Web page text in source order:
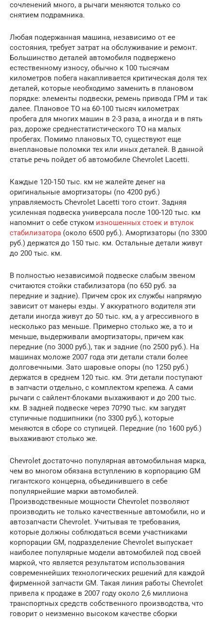
сочленений много, а рычаги меняются только со
снятием подрамника.
Любая подержанная машина, независимо от ее
состояния, требует затрат на обслуживание и ремонт.
Большинство деталей автомобиля подвержено
естественному износу, обычно к 100 тысячам
километров побега накапливается критическая доля тех
деталей, которые необходимо заменить в плановом
порядке: элементы подвески, ремень привода ГРМ и так
далее. Плановое ТО на 60-100 тысяч километрах
пробега для многих машин в 2-3 раза, а иногда и в пять
раз, дороже среднестатистического ТО на малых
пробегах. Помимо плановых ТО, существуют еще
внеплановые поломки тех или иных деталей. В данной
статье речь пойдет об автомобиле Chevrolet Lacetti.
Каждые 120-150 тыс. км не жалейте денег на
оригинальные амортизаторы (по 4200 руб.)
управляемость Chevrolet Lacetti того стоит. Задняя
усиленная подвеска универсала после 100-120 тыс. км
напомнит о себе стуком изношенных стоек и втулок
стабилизатора (около 6500 руб.). Амортизаторы (по 3300
руб.) держатся до 150 тыс. км. Остальные детали живут
до 200 тыс. км.
В полностью независимой подвеске слабым звеном
считаются стойки стабилизатора (по 650 руб. за
передние и задние). Причем срок их службы напрямую
зависит от манеры езды. У аккуратного водителя эти
детали иногда живут до 50 тыс. км, а у агрессивного в
несколько раз меньше. Примерно столько же, а то и
меньше, выдерживали амортизаторы, причем как
передние (по 3000 руб.), так и задние (по 2500 руб.). На
машинах моложе 2007 года эти детали стали более
долговечными. Зато шаровые опоры (по 1250 руб.)
держатся в среднем 120 тыс. км. Эти детали поступают
в запчасти отдельно, с комплектом крепежа. А сами
рычаги с сайлент-блоками выхаживают и до 200 тыс.
км. В задней подвеске через 70?90 тыс. км загудят
ступичные подшипники (по 3300 руб.), которые
меняются в сборе со ступицей. Передние (по 1600 руб.)
выхаживают столько же.
Chevrolet достаточно популярная автомобильная марка,
чем во многом обязана вступлению в корпорацию GM
гигантского концерна, объединившего в себе
популярнейшие марки автомобилей.
Производственные мощности Chevrolet позволяют
производить не только качественные автомобили, но и
автозапчасти Chevrolet. Учитывая те требования,
которые должны соблюдаться всеми участниками
корпорации GM, подразделение Chevrolet выпускает
наиболее популярные модели автомобилей под своей
маркой, что является результатом использования
современнейших технологических решений для каждой
фирменной запчасти GM. Такая линия работы Chevrolet
привела к продаже в 2007 году около 2,6 миллиона
транспортных средств собственного производства, что
говорит о неизменно высоком качестве сборки